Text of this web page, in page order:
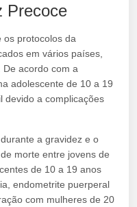
Precoce
os protocolos da
em vários países,
acordo com a
adolescente de 10 a 19
devido a complicações
a gravidez e o
morte entre jovens de
de 10 a 19 anos
endometrite puerperal
com mulheres de 20